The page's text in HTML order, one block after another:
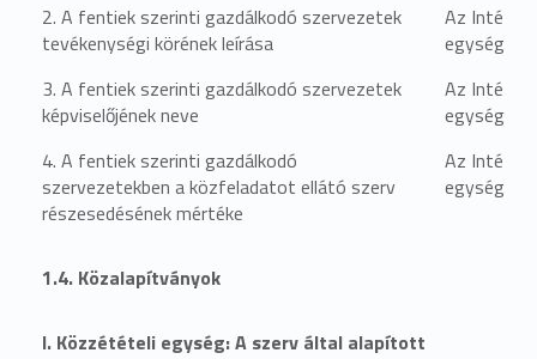
2. A fentiek szerinti gazdálkodó szervezetek
tevékenységi körének leírása
Az
3. A fentiek szerinti gazdálkodó szervezetek
képviselőjének neve
Az
4. A fentiek szerinti gazdálkodó
szervezetekben a közfeladatot ellátó szerv
részesedésének mértéke
Az
1.4. Közalapítványok
I. Közzétételi egység: A szerv által alapított